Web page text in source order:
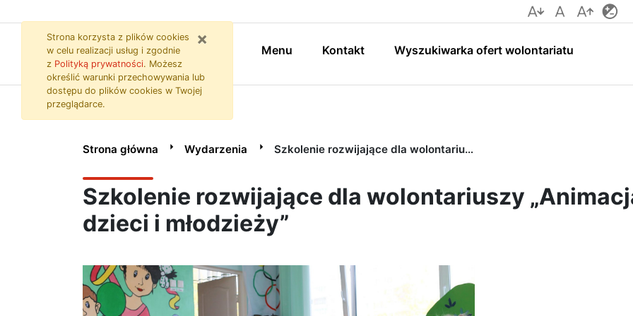
Szkolenie rozwijające dla wolontariuszy
×
Strona korzysta z plików cookies
w celu realizacji usług i zgodnie
z Polityką prywatności. Możesz
określić warunki przechowywania lub
dostępu do plików cookies w Twojej
przeglądarce.
Menu Kontakt Wyszukiwarka ofert wolontariatu
Strona główna Wydarzenia Szkolenie rozwijające dla wolontariuszy „Animacja czasu wolnego dla dzieci i młodzieży”
Szkolenie rozwijające dla wolontariuszy
dzieci i młodzieży”